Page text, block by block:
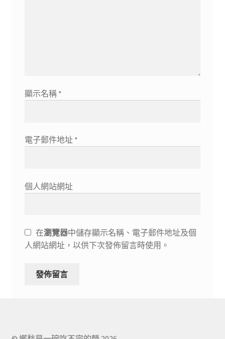
顯示名稱 *
電子郵件地址 *
個人網站網址
在瀏覽器中儲存顯示名稱、電子郵件地址及個
人網站網址，以供下次發佈留言時使用。